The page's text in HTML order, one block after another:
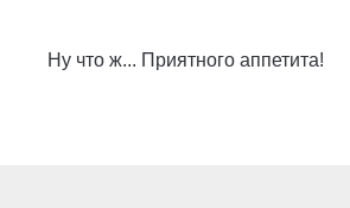
Ну что ж... Приятного аппетита!